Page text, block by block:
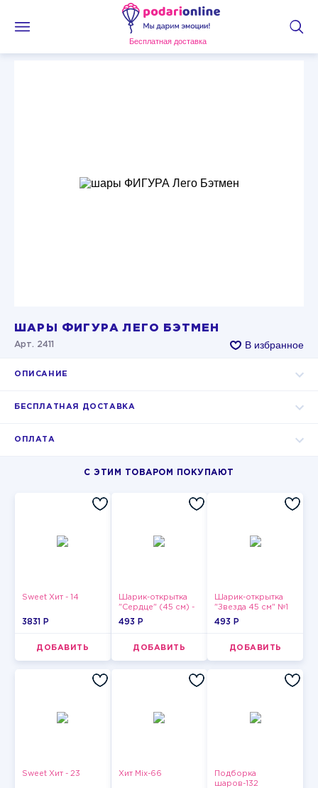
Бесплатная доставка
ШАРЫ ФИГУРА ЛЕГО БЭТМЕН
Арт. 2411 В избранное
ОПИСАНИЕ
БЕСПЛАТНАЯ ДОСТАВКА
ОПЛАТА
С ЭТИМ ТОВАРОМ ПОКУПАЮТ
Sweet Хит - 14
3831 P
ДОБАВИТЬ
Шарик-открытка
"Сердце" (45 см) -
2
493 P
ДОБАВИТЬ
Шарик-открытка
"Звезда 45 см" №1
493 P
ДОБАВИТЬ
Sweet Хит - 23 Хит Mix-66
Подборка
шаров-132